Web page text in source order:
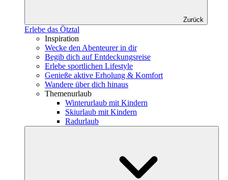
Zurück
Erlebe das Ötztal
Inspiration
Wecke den Abenteurer in dir
Begib dich auf Entdeckungsreise
Erlebe sportlichen Lifestyle
Genieße aktive Erholung & Komfort
Wandere über dich hinaus
Themenurlaub
Winterurlaub mit Kindern
Skiurlaub mit Kindern
Radurlaub